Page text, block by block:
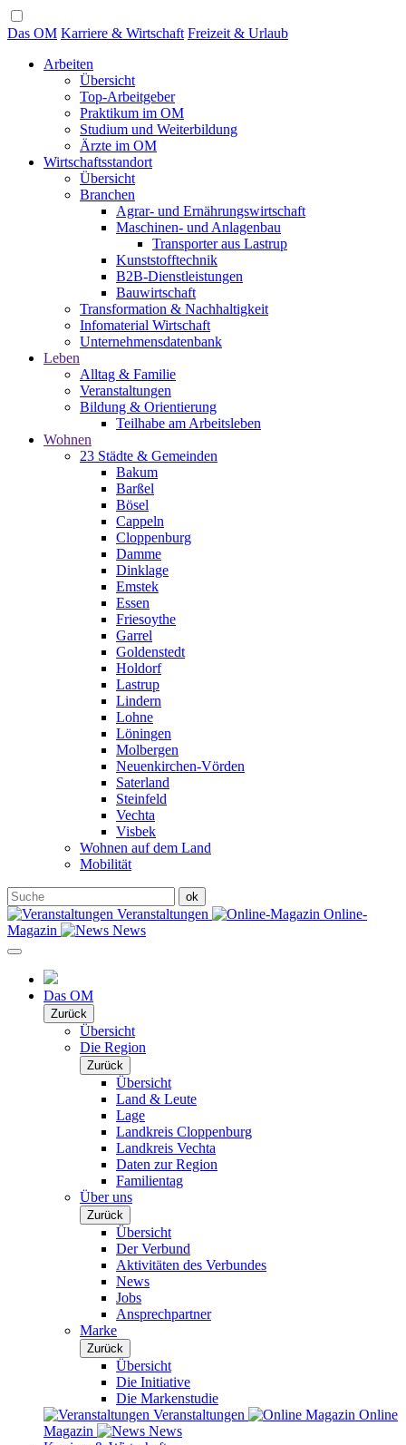
Das OM Karriere & Wirtschaft Freizeit & Urlaub
Arbeiten
Übersicht
Top-Arbeitgeber
Praktikum im OM
Studium und Weiterbildung
Ärzte im OM
Wirtschaftsstandort
Übersicht
Branchen
Agrar- und Ernährungswirtschaft
Maschinen- und Anlagenbau
Transporter aus Lastrup
Kunststofftechnik
B2B-Dienstleistungen
Bauwirtschaft
Transformation & Nachhaltigkeit
Infomaterial Wirtschaft
Unternehmensdatenbank
Leben
Alltag & Familie
Veranstaltungen
Bildung & Orientierung
Teilhabe am Arbeitsleben
Wohnen
23 Städte & Gemeinden
Bakum
Barßel
Bösel
Cappeln
Cloppenburg
Damme
Dinklage
Emstek
Essen
Friesoythe
Garrel
Goldenstedt
Holdorf
Lastrup
Lindern
Lohne
Löningen
Molbergen
Neuenkirchen-Vörden
Saterland
Steinfeld
Vechta
Visbek
Wohnen auf dem Land
Mobilität
Veranstaltungen
Online-
Magazin
News
Das OM
Zurück
Übersicht
Die Region
Zurück
Übersicht
Land & Leute
Lage
Landkreis Cloppenburg
Landkreis Vechta
Daten zur Region
Familientag
Über uns
Zurück
Übersicht
Der Verbund
Aktivitäten des Verbundes
News
Jobs
Ansprechpartner
Marke
Zurück
Übersicht
Die Initiative
Die Markenstudie
Veranstaltungen
Online
Magazin
News